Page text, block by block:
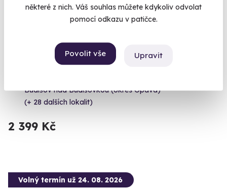
některé z nich. Váš souhlas můžete kdykoliv odvolat
pomocí odkazu v patičce.
Povolit vše Upravit
Zážitková střelba: Nejsilnější zbraně - 5
Budišov nad Budišovkou (okres Opava)
(+ 28 dalších lokalit)
2 399 Kč
Volný termín už 24. 08. 2026